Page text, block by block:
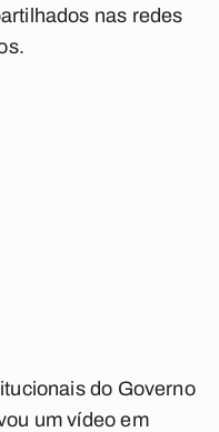
nas redes
do Governo
um vídeo em